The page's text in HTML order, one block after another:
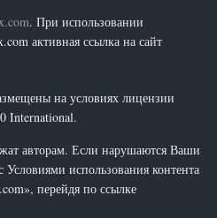
. При использовании
активная ссылка на сайт
на условиях лицензии
International.
авторам. Если нарушаются Ваши
Условиями использования контента
перейдя по ссылке